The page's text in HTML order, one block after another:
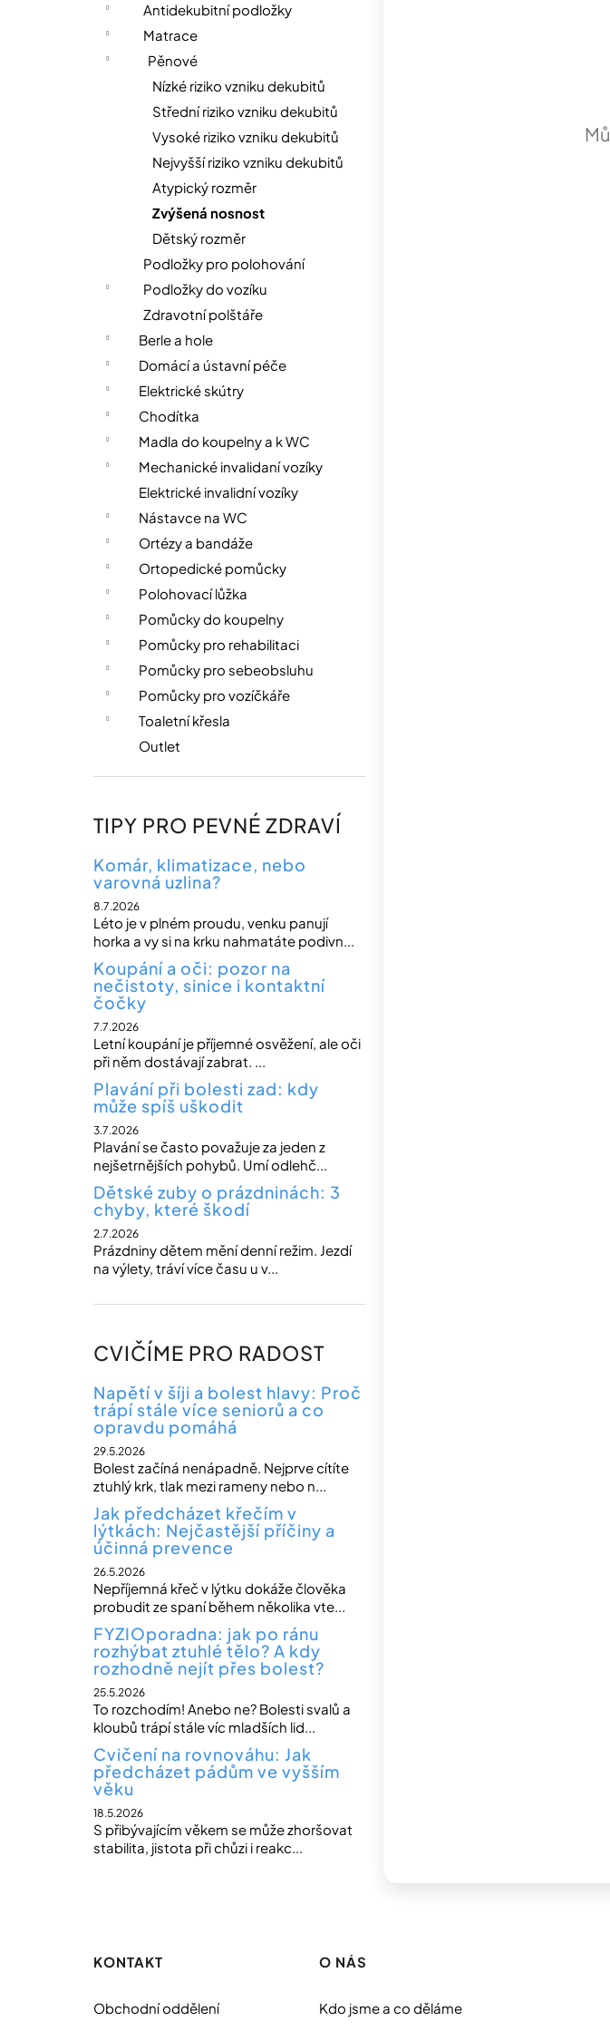
Antidekubitní podložky
Matrace
Pěnové
Nízké riziko vzniku dekubitů
Střední riziko vzniku dekubitů
Vysoké riziko vzniku dekubitů
Nejvyšší riziko vzniku dekubitů
Atypický rozměr
Zvýšená nosnost
Dětský rozměr
Podložky pro polohování
Podložky do vozíku
Zdravotní polštáře
Berle a hole
Domácí a ústavní péče
Elektrické skútry
Chodítka
Madla do koupelny a k WC
Mechanické invalidaní vozíky
Elektrické invalidní vozíky
Nástavce na WC
Ortézy a bandáže
Ortopedické pomůcky
Polohovací lůžka
Pomůcky do koupelny
Pomůcky pro rehabilitaci
Pomůcky pro sebeobsluhu
Pomůcky pro vozíčkáře
Toaletní křesla
Outlet
TIPY PRO PEVNÉ ZDRAVÍ
Komár, klimatizace, nebo
varovná uzlina?
8.7.2026
Léto je v plném proudu, venku panují
horka a vy si na krku nahmatáte podivn...
Koupání a oči: pozor na
nečistoty, sinice i kontaktní
čočky
7.7.2026
Letní koupání je příjemné osvěžení, ale oči
při něm dostávají zabrat. ...
Plavání při bolesti zad: kdy
může spíš uškodit
3.7.2026
Plavání se často považuje za jeden z
nejšetrnějších pohybů. Umí odlehč...
Dětské zuby o prázdninách: 3
chyby, které škodí
2.7.2026
Prázdniny dětem mění denní režim. Jezdí
na výlety, tráví více času u v...
CVIČÍME PRO RADOST
Napětí v šíji a bolest hlavy: Proč
trápí stále více seniorů a co
opravdu pomáhá
29.5.2026
Bolest začíná nenápadně. Nejprve cítíte
ztuhlý krk, tlak mezi rameny nebo n...
Jak předcházet křečím v
lýtkách: Nejčastější příčiny a
účinná prevence
26.5.2026
Nepříjemná křeč v lýtku dokáže člověka
probudit ze spaní během několika vte...
FYZIOporadna: jak po ránu
rozhýbat ztuhlé tělo? A kdy
rozhodně nejít přes bolest?
25.5.2026
To rozchodím! Anebo ne? Bolesti svalů a
kloubů trápí stále víc mladších lid...
Cvičení na rovnováhu: Jak
předcházet pádům ve vyšším
věku
18.5.2026
S přibývajícím věkem se může zhoršovat
stabilita, jistota při chůzi i reakc...
KONTAKT
Obchodní oddělení
O NÁS
Kdo jsme a co děláme